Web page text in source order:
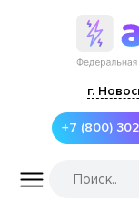
г.
+7 (800)